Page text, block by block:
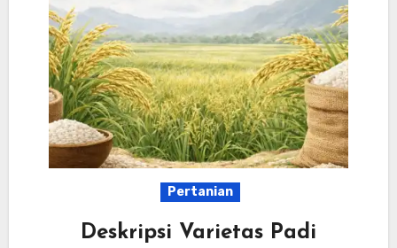
Pertanian
Deskripsi Varietas Padi